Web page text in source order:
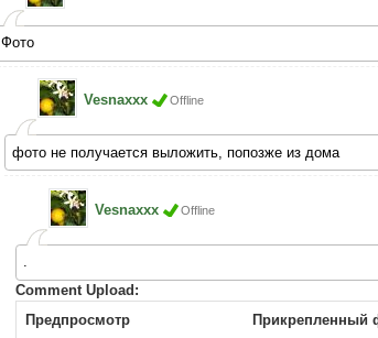
Фото
Vesnaxxx Offline
фото не получается выложить, попозже из дома
Vesnaxxx Offline
.
Comment Upload:
Предпросмотр
Прикрепленный